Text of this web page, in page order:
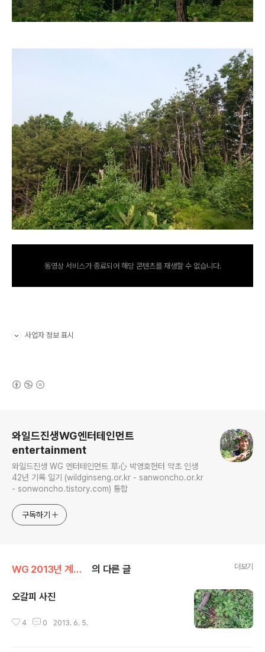
동영상 서비스가 종료되어 해당 콘텐츠를 재생할 수 없습니다.
사업자 정보 표시
와일드진생WG엔터테인먼트
entertainment
와일드진생 WG 엔터테인먼트 草心 박영호헌터 약초 인생
42년 기록 일기 (wildginseng.or.kr - sanwoncho.or.kr
- sonwoncho.tistory.com) 통합
구독하기
WG 2013년 계사년 기록 의 다른 글 더보기
오갈피 사진
4 0 2013. 6. 5.